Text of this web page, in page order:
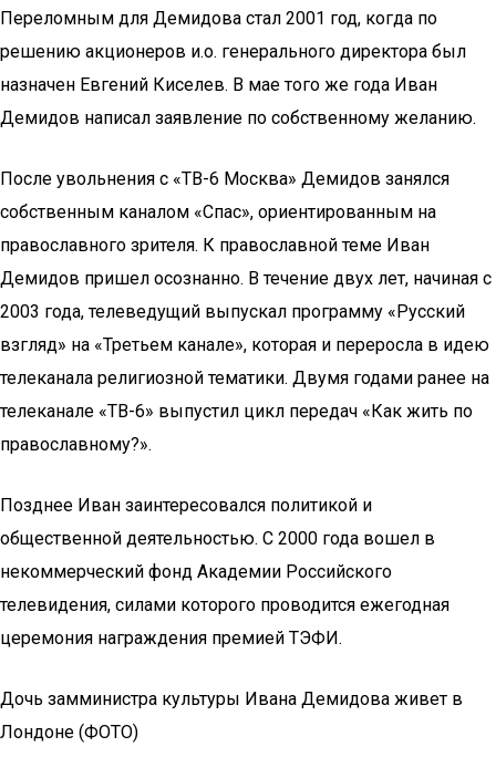
Переломным для Демидова стал 2001 год, когда по
решению акционеров и.о. генерального директора был
назначен Евгений Киселев. В мае того же года Иван
Демидов написал заявление по собственному желанию.
После увольнения с «ТВ-6 Москва» Демидов занялся
собственным каналом «Спас», ориентированным на
православного зрителя. К православной теме Иван
Демидов пришел осознанно. В течение двух лет, начиная с
2003 года, телеведущий выпускал программу «Русский
взгляд» на «Третьем канале», которая и переросла в идею
телеканала религиозной тематики. Двумя годами ранее на
телеканале «ТВ-6» выпустил цикл передач «Как жить по
православному?».
Позднее Иван заинтересовался политикой и
общественной деятельностью. С 2000 года вошел в
некоммерческий фонд Академии Российского
телевидения, силами которого проводится ежегодная
церемония награждения премией ТЭФИ.
Дочь замминистра культуры Ивана Демидова живет в
Лондоне (ФОТО)